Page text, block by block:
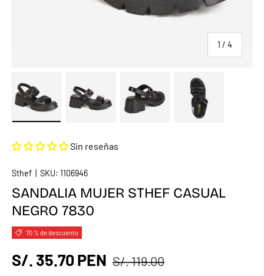
1 / de
4
Sin reseñas
Sthef SKU: 1106946
SANDALIA MUJER STHEF CASUAL
NEGRO 7830
70 % de descuento
S/. 35.70 PEN S/. 119.00